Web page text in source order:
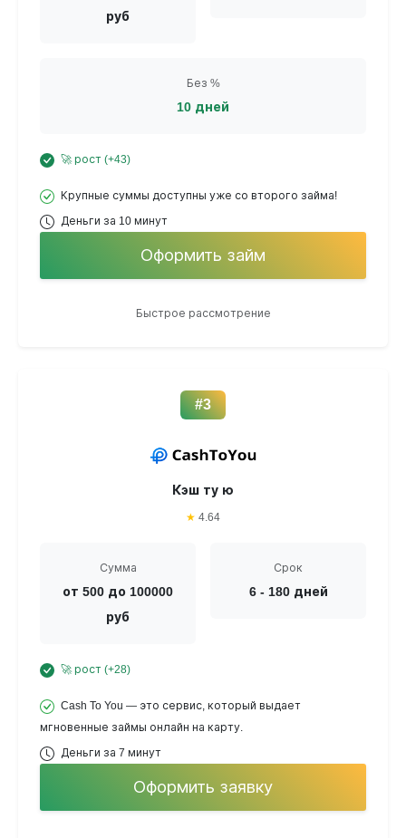
руб
Без %
10 дней
🚀 рост (+43)
Крупные суммы доступны уже со второго займа!
Деньги за 10 минут
Оформить займ
Быстрое рассмотрение
#3
Кэш ту ю
★ 4.64
Сумма
от 500 до 100000
руб
Срок
6 - 180 дней
🚀 рост (+28)
Cash To You — это сервис, который выдает
мгновенные займы онлайн на карту.
Деньги за 7 минут
Оформить заявку